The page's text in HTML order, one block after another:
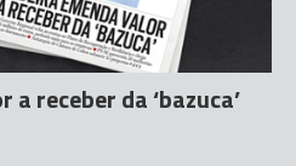
receber da ‘bazuca’